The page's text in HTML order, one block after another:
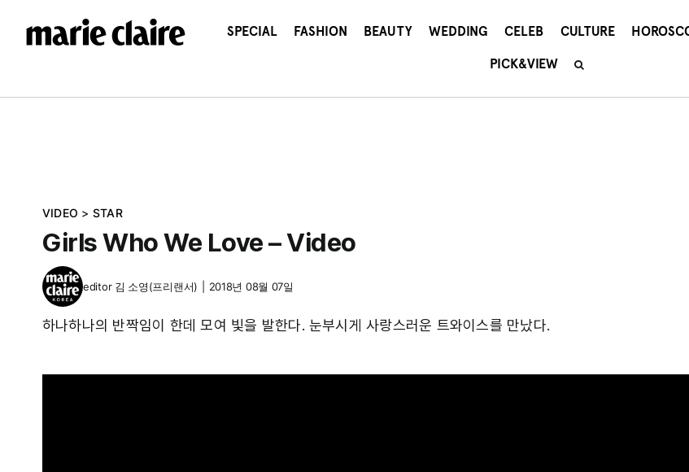
건
SPECIAL FASHION BEAUTY WEDDING CELEB CULTURE
PICK&VIEW
VIDEO > STAR
Girls Who We Love – Video
editor 김 소영(프리랜서) 2018년 08월 07일
하나하나의 반짝임이 한데 모여 빛을 발한다. 눈부시게 사랑스러운 트와이스를 만났다.